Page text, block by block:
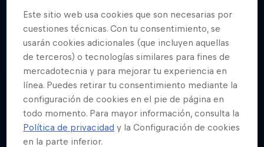
Más contenidos similares
Este sitio web usa cookies que son necesarias por
cuestiones técnicas. Con tu consentimiento, se
usarán cookies adicionales (que incluyen aquellas
de terceros) o tecnologías similares para fines de
mercadotecnia y para mejorar tu experiencia en
línea. Puedes retirar tu consentimiento mediante la
configuración de cookies en el pie de página en
todo momento. Para mayor información, consulta la
Política de privacidad y la Configuración de cookies
en la parte inferior.